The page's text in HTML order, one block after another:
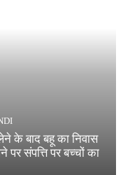
के बाद बहू का निवास
पर संपत्ति पर बच्चों का